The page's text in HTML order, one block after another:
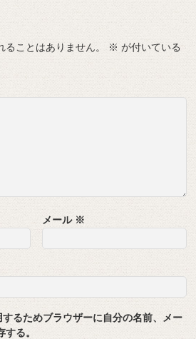
ることはありません。 ※ が付いている
メール ※
るためブラウザーに自分の名前、メー
る。